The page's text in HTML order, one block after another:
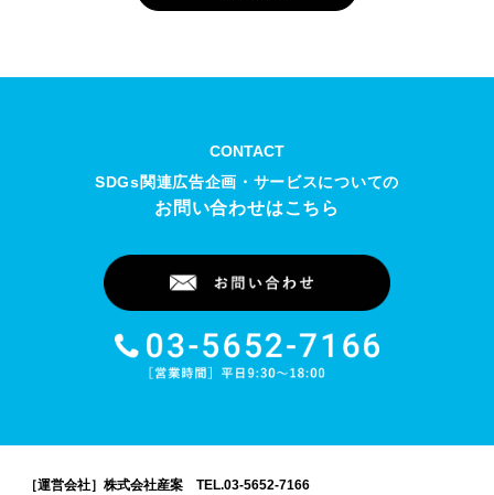
CONTACT
SDGs関連広告企画・サービスについての
お問い合わせはこちら
［運営会社］株式会社産案 TEL.03-5652-7166